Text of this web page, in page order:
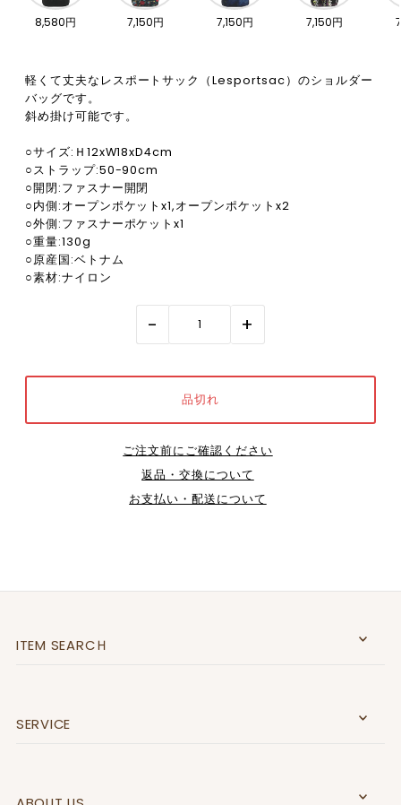
8,580円 7,150円 7,150円 7,150円
軽くて丈夫なレスポートサック（Lesportsac）のショルダー
バッグです。
斜め掛け可能です。
○サイズ:Ｈ12xW18xD4cm
○ストラップ:50-90cm
○開閉:ファスナー開閉
○内側:オープンポケットx1,オープンポケットx2
○外側:ファスナーポケットx1
○重量:130g
○原産国:ベトナム
○素材:ナイロン
- +
ご注文前にご確認ください
返品・交換について
お支払い・配送について
ITEM SEARCＨ
SERVICE